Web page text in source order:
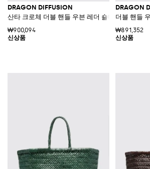
DRAGON DIFFUSION
산타 크로체 더블 핸들 우븐 레더 숄더백
₩900,094
DRAGON
더블 핸들
₩891,352